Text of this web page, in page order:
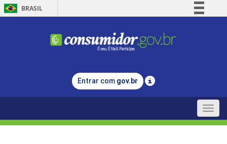
BRASIL
Comunica BR
Legislação
Entrar com gov.br
Toggle